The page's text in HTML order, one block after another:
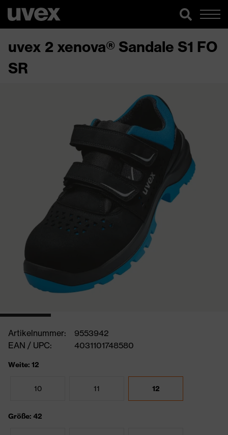
uvex 2 xenova® Sandale S1 FO
SR
Artikelnummer:
9553942
EAN / UPC:
4031101748580
Weite: 12
10 11 12
Größe: 42